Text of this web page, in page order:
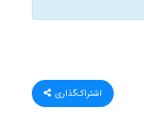
اشتراک‌گذاری